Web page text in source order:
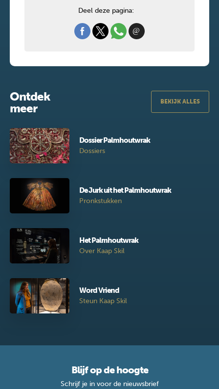
Deel deze pagina:
Ontdek
meer
BEKIJK ALLES
Dossier Palmhoutwrak
Dossiers
De Jurk uit het Palmhoutwrak
Pronkstukken
Het Palmhoutwrak
Over Kaap Skil
Word Vriend
Steun Kaap Skil
Blijf op de hoogte
Schrijf je in voor de nieuwsbrief